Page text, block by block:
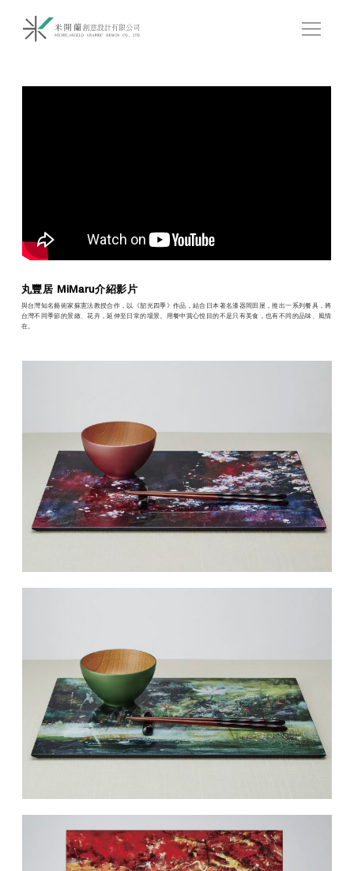
丸豐居 MiMaru介紹影片
與台灣知名藝術家蘇憲法教授合作，以《韶光四季》作品，結合日本著名漆器岡田屋，推出一系列餐具，將
台灣不同季節的景緻、花卉，延伸至日常的場景。用餐中賞心悅目的不是只有美食，也有不同的品味、風情
在。